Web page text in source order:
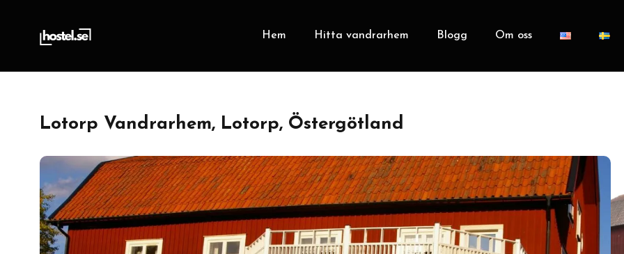
Hem Hitta vandrarhem Blogg Om oss
Lotorp Vandrarhem, Lotorp, Östergötland